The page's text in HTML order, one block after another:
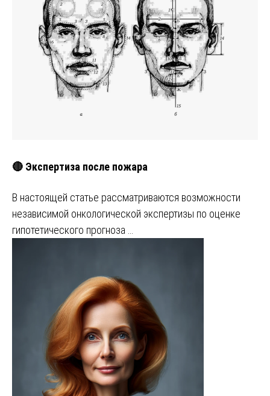
🔴 Экспертиза после пожара
В настоящей статье рассматриваются возможности
независимой онкологической экспертизы по оценке
гипотетического прогноза …